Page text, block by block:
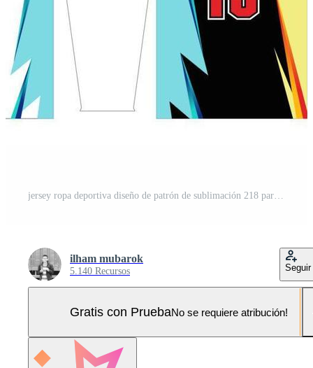
jersey ropa deportiva diseño de patrón de sublimación 218 para fútbol fútbol e-sport baloncesto voleibol bádminton futsal camiseta Pro Vector y Pro SVG
ilham mubarok
5.140 Recursos Seguir
Gratis con PruebaNo se requiere atribución!